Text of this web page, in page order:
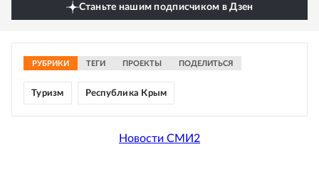
Станьте нашим подписчиком в Дзен
РУБРИКИ ТЕГИ ПРОЕКТЫ ПОДЕЛИТЬСЯ
Туризм Республика Крым
Новости СМИ2